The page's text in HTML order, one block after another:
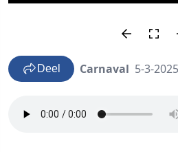
Deel Carnaval 5-3-